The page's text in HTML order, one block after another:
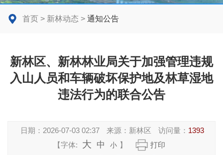
首页 > 新林动态 > 通知公告
新林区、新林林业局关于加强管理违规
入山人员和车辆破坏保护地及林草湿地
违法行为的联合公告
日期： 2026-07-03 02:37 来源： 新林区 访问量： 1393
【字体:
大 中 小 】 打印